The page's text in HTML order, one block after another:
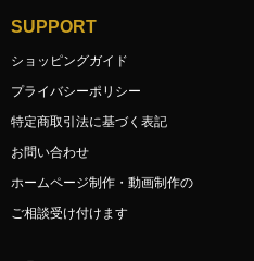
SUPPORT
ショッピングガイド
プライバシーポリシー
特定商取引法に基づく表記
お問い合わせ
ホームページ制作・動画制作の
ご相談受け付けます